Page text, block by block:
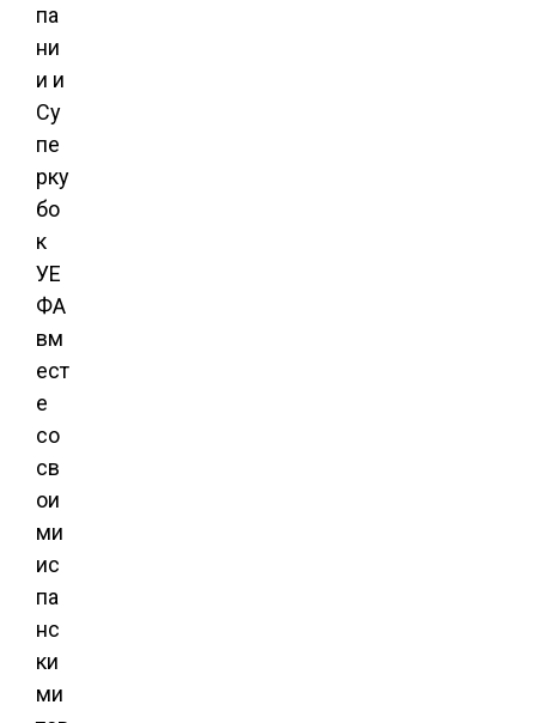
па
ни
и и
Су
пе
рку
бо
к
УЕ
ФА
вм
ест
е
со
св
ои
ми
ис
па
нс
ки
ми